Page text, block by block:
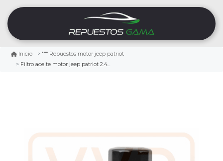
Inicio
Repuestos motor jeep patriot
Filtro aceite motor jeep patriot 2.4 2007/2017